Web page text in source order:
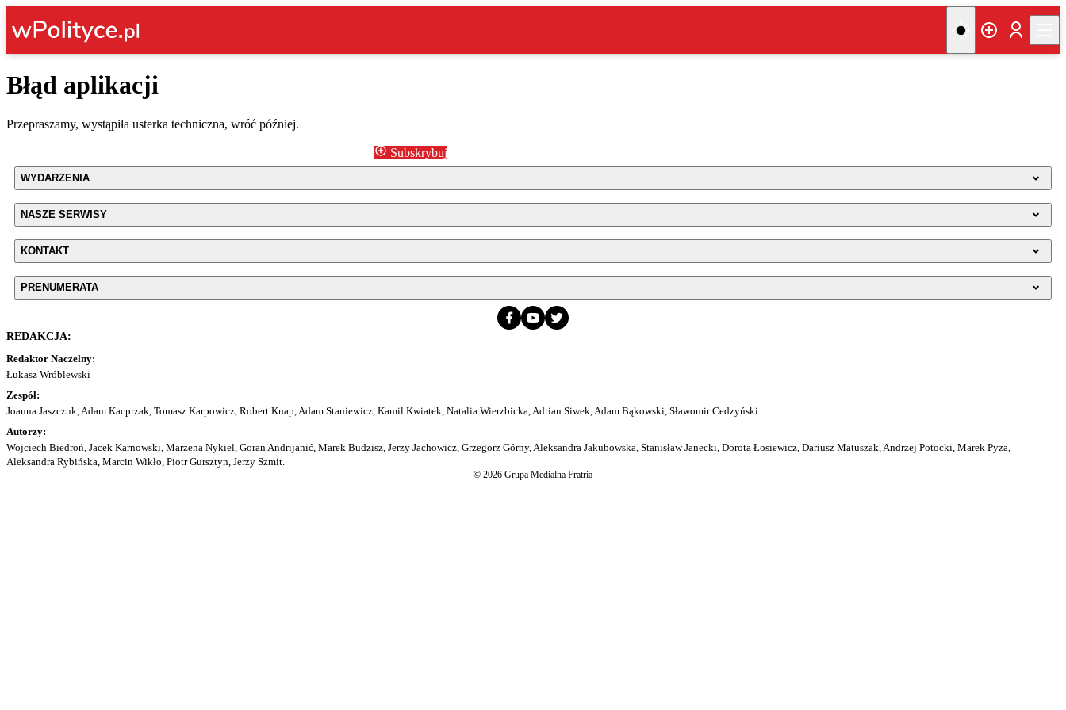
Błąd aplikacji
Przepraszamy, wystąpiła usterka techniczna, wróć później.
Subskrybuj
WYDARZENIA
NASZE SERWISY
KONTAKT
PRENUMERATA
REDAKCJA:
Redaktor Naczelny:
Łukasz Wróblewski
Zespół:
Joanna Jaszczuk, Adam Kacprzak, Tomasz Karpowicz, Robert Knap, Adam Staniewicz, Kamil Kwiatek, Natalia Wierzbicka, Adrian Siwek, Adam Bąkowski, Sławomir Cedzyński.
Autorzy:
Wojciech Biedroń, Jacek Karnowski, Marzena Nykiel, Goran Andrijanić, Marek Budzisz, Jerzy Jachowicz, Grzegorz Górny, Aleksandra Jakubowska, Stanisław Janecki, Dorota Łosiewicz, Dariusz Matuszak, Andrzej Potocki, Marek Pyza,
Aleksandra Rybińska, Marcin Wikło, Piotr Gursztyn, Jerzy Szmit.
© 2026 Grupa Medialna Fratria